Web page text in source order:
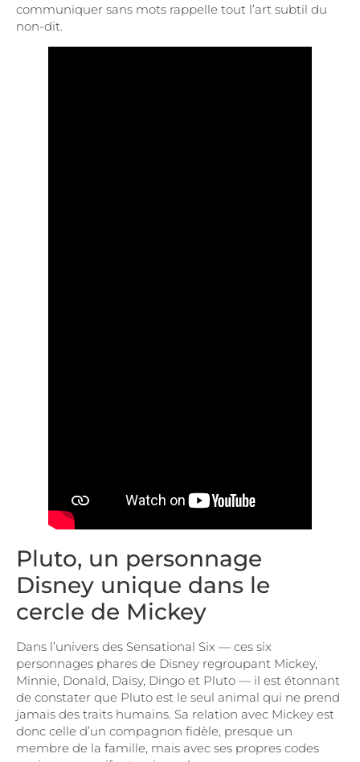
communiquer sans mots rappelle tout l’art subtil du
non-dit.
Pluto, un personnage
Disney unique dans le
cercle de Mickey
Dans l’univers des Sensational Six — ces six
personnages phares de Disney regroupant Mickey,
Minnie, Donald, Daisy, Dingo et Pluto — il est étonnant
de constater que Pluto est le seul animal qui ne prend
jamais des traits humains. Sa relation avec Mickey est
donc celle d’un compagnon fidèle, presque un
membre de la famille, mais avec ses propres codes